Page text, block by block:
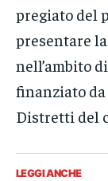
pregiato del
presentare
nell’ambito
finanziato da
Distretti del
LEGGI ANCHE